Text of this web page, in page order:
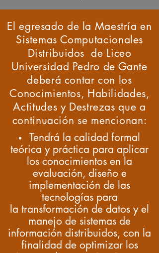
El egresado de la Maestría en
Sistemas Computacionales
Distribuidos de Liceo
Universidad Pedro de Gante
deberá contar con los
Conocimientos, Habilidades,
Actitudes y Destrezas que a
continuación se mencionan:
Tendrá la calidad formal
teórica y práctica para aplicar
los conocimientos en la
evaluación, diseño e
implementación de las
tecnologías para
la transformación de datos y el
manejo de sistemas de
información distribuidos, con la
finalidad de optimizar los